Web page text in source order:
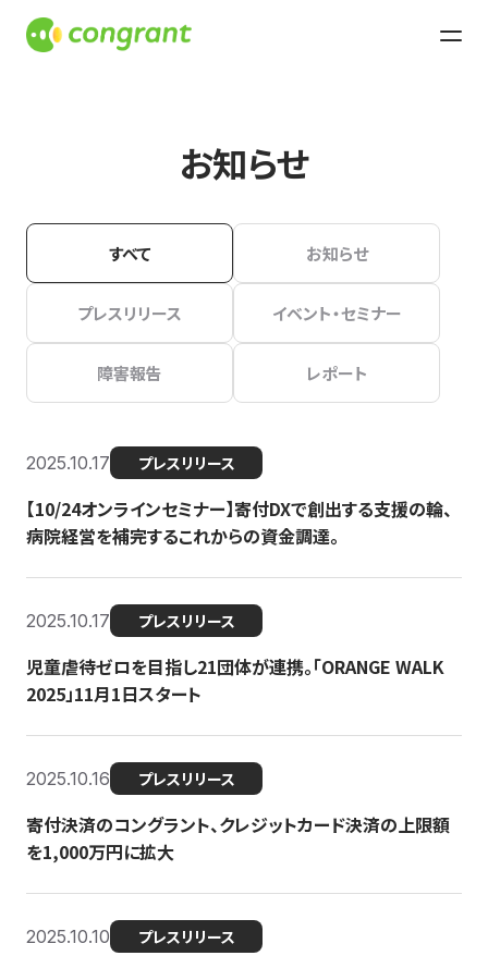
お知らせ
すべて お知らせ
プレスリリース イベント・セミナー
障害報告 レポート
2025.10.17 プレスリリース
【10/24オンラインセミナー】寄付DXで創出する支援の輪、
病院経営を補完するこれからの資金調達。
2025.10.17 プレスリリース
児童虐待ゼロを目指し21団体が連携。「ORANGE WALK
2025」11月1日スタート
2025.10.16 プレスリリース
寄付決済のコングラント、クレジットカード決済の上限額
を1,000万円に拡大
2025.10.10 プレスリリース